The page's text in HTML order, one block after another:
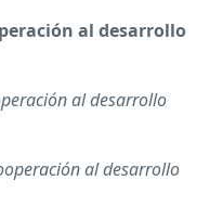
al desarrollo
al desarrollo
al desarrollo